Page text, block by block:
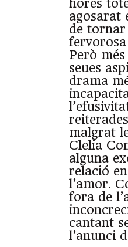
hores
agosarat
de tornar
fervorosa
Però
seues
drama
malgrat
Clelia
alguna
relació
l’amor.
fora de
cantant
l’anunci